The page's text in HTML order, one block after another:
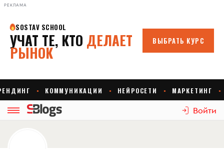
РЕКЛАМА
Войти